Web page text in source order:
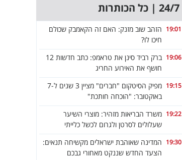
24/7 | כל הכותרות
19:01 הזהב שוב מזנק: האם זה הקאמבק שכולם
חיכו לו?
19:06
ברק רביד סינן את טראמפ: כתב חדשות 12
חושף את האירוע החריג
19:15
מפיק הסיטקום "חברים" מציין 3 שנים ל-7
באוקטובר: "הוכחה חותכת"
19:22 משרד הבריאות מזהיר: מוצרי השיער
שעלולים לסרטן ולגרום לכשל כלייתי
19:30 המדינה שאוהבת ישראלים מקשיחה תנאים:
הצעד החדש שננקט מאחורי גבכם